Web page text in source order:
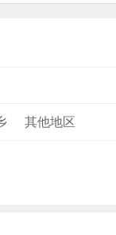
其他地区